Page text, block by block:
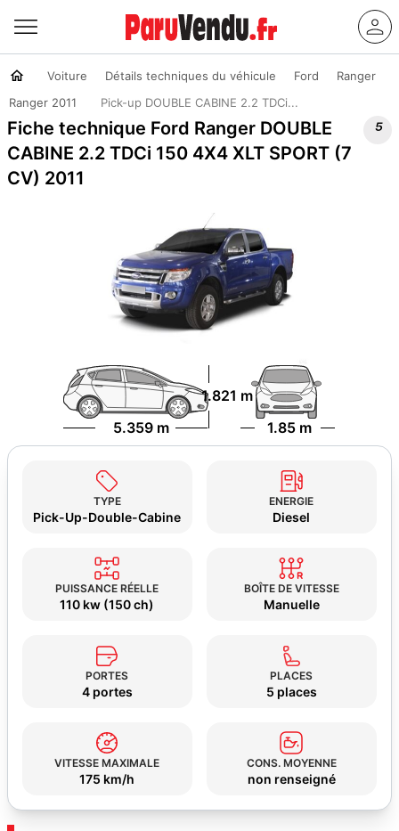
Voiture Détails techniques du véhicule Ford
Ranger
Ranger 2011
Pick-up DOUBLE CABINE 2.2 TDCi...
Fiche technique Ford Ranger DOUBLE
CABINE 2.2 TDCi 150 4X4 XLT SPORT (7
CV) 2011

5.359 m 1.85 m
1.821 m
TYPE
Pick-Up-Double-Cabine
ENERGIE
Diesel
PUISSANCE RÉELLE
110 kw (150 ch)
BOÎTE DE VITESSE
Manuelle
PORTES
4 portes
PLACES
5 places
VITESSE MAXIMALE
175 km/h
CONS. MOYENNE
non renseigné